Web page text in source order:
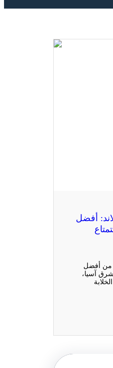
أفضل
من أفضل
آسيا،